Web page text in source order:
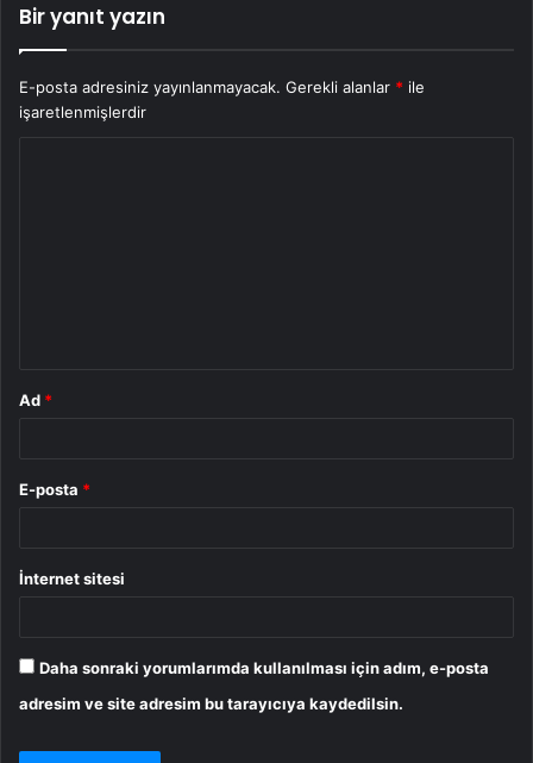
Bir yanıt yazın
E-posta adresiniz yayınlanmayacak. Gerekli alanlar * ile
işaretlenmişlerdir
Ad *
E-posta *
İnternet sitesi
Daha sonraki yorumlarımda kullanılması için adım, e-posta
adresim ve site adresim bu tarayıcıya kaydedilsin.